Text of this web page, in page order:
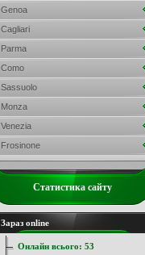
Genoa
Cagliari
Parma
Como
Sassuolo
Monza
Venezia
Frosinone
Статистика сайту
Зараз online
Онлайн всього: 53